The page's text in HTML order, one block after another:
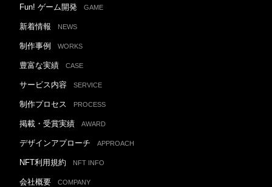
Fun! ゲーム開発 GAME
新着情報 NEWS
制作事例 WORKS
豊富な実績 CASE
サービス内容 SERVICE
制作プロセス PROCESS
掲載・受賞実績 AWARD
デザインアプローチ APPROACH
NFT利用規約 NFT INFO
会社概要 COMPANY